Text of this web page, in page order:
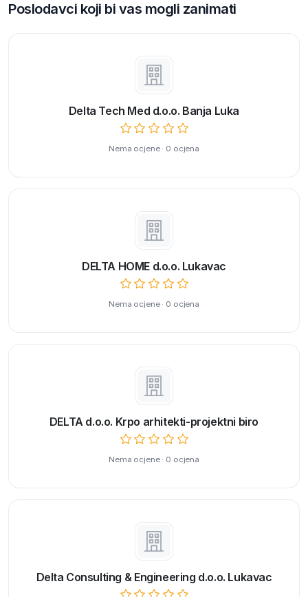
Poslodavci koji bi vas mogli zanimati
Delta Tech Med d.o.o. Banja Luka
Nema ocjene · 0 ocjena
DELTA HOME d.o.o. Lukavac
Nema ocjene · 0 ocjena
DELTA d.o.o. Krpo arhitekti-projektni biro
Nema ocjene · 0 ocjena
Delta Consulting & Engineering d.o.o. Lukavac